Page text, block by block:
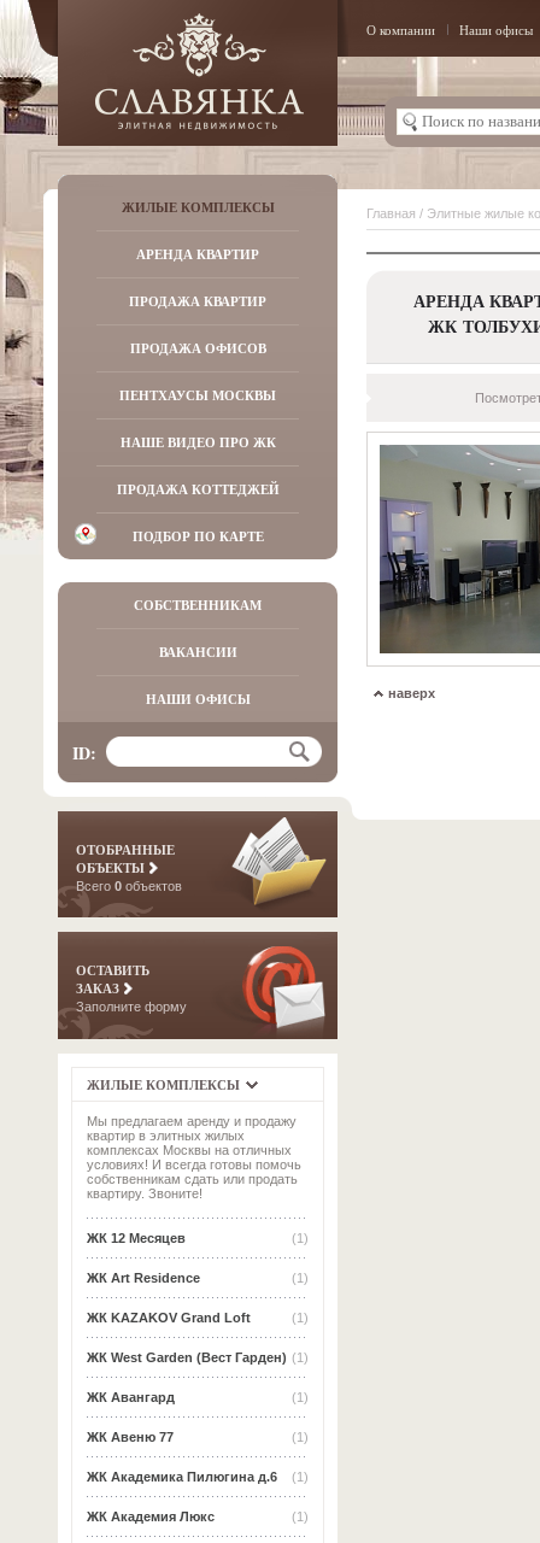
О компании Наши офисы
ЖИЛЫЕ КОМПЛЕКСЫ
АРЕНДА КВАРТИР
ПРОДАЖА КВАРТИР
ПРОДАЖА ОФИСОВ
ПЕНТХАУСЫ МОСКВЫ
НАШЕ ВИДЕО ПРО ЖК
ПРОДАЖА КОТТЕДЖЕЙ
ПОДБОР ПО КАРТЕ
СОБСТВЕННИКАМ
ВАКАНСИИ
НАШИ ОФИСЫ
ID:
ОТОБРАННЫЕ
ОБЪЕКТЫ
Всего 0 объектов
ОСТАВИТЬ
ЗАКАЗ
Заполните форму
ЖИЛЫЕ КОМПЛЕКСЫ
Мы предлагаем аренду и продажу
квартир в элитных жилых
комплексах Москвы на отличных
условиях! И всегда готовы помочь
собственникам сдать или продать
квартиру. Звоните!
(1)
ЖК 12 Месяцев
(1)
ЖК Art Residence
(1)
ЖК KAZAKOV Grand Loft
(1)
ЖК West Garden (Вест Гарден)
(1)
ЖК Авангард
(1)
ЖК Авеню 77
(1)
ЖК Академика Пилюгина д.6
(1)
ЖК Академия Люкс
Главная / Элитные жилые
АРЕНДА
ЖК
наверх